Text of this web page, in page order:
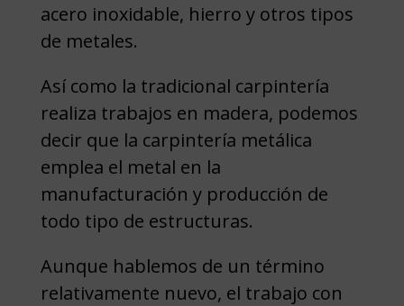
acero inoxidable, hierro y otros tipos
de metales.
Así como la tradicional carpintería
realiza trabajos en madera, podemos
decir que la carpintería metálica
emplea el metal en la
manufacturación y producción de
todo tipo de estructuras.
Aunque hablemos de un término
relativamente nuevo, el trabajo con